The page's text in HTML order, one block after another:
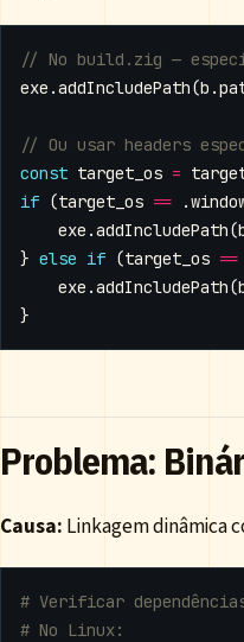
exe .addIncludePath(b .
const target_os =
if (target_os == .
exe .addIncludePath(
} else if (target_os ==
exe .addIncludePath(
}
Problema:
Causa: Linkagem dinâmica
# Verificar
# No Linux: